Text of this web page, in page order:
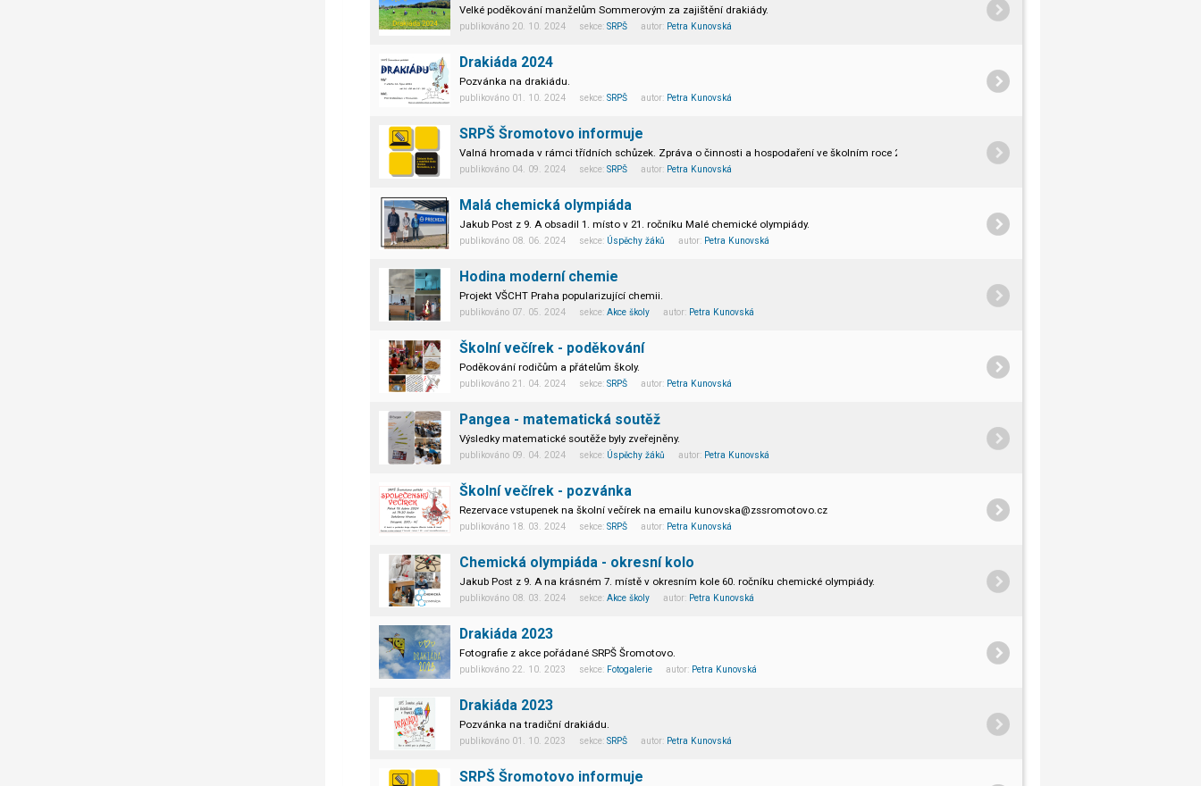
Velké poděkování manželům Sommerovým za zajištění drakiády.
publikováno 20. 10. 2024 sekce: SRPŠ autor: Petra Kunovská
Drakiáda 2024
Pozvánka na drakiádu.
publikováno 01. 10. 2024 sekce: SRPŠ autor: Petra Kunovská
SRPŠ Šromotovo informuje
Valná hromada v rámci třídních schůzek. Zpráva o činnosti a hospodaření ve školním roce 2023/2024.
publikováno 04. 09. 2024 sekce: SRPŠ autor: Petra Kunovská
Malá chemická olympiáda
Jakub Post z 9. A obsadil 1. místo v 21. ročníku Malé chemické olympiády.
publikováno 08. 06. 2024 sekce: Úspěchy žáků autor: Petra Kunovská
Hodina moderní chemie
Projekt VŠCHT Praha popularizující chemii.
publikováno 07. 05. 2024 sekce: Akce školy autor: Petra Kunovská
Školní večírek - poděkování
Poděkování rodičům a přátelům školy.
publikováno 21. 04. 2024 sekce: SRPŠ autor: Petra Kunovská
Pangea - matematická soutěž
Výsledky matematické soutěže byly zveřejněny.
publikováno 09. 04. 2024 sekce: Úspěchy žáků autor: Petra Kunovská
Školní večírek - pozvánka
Rezervace vstupenek na školní večírek na emailu kunovska@zssromotovo.cz
publikováno 18. 03. 2024 sekce: SRPŠ autor: Petra Kunovská
Chemická olympiáda - okresní kolo
Jakub Post z 9. A na krásném 7. místě v okresním kole 60. ročníku chemické olympiády.
publikováno 08. 03. 2024 sekce: Akce školy autor: Petra Kunovská
Drakiáda 2023
Fotografie z akce pořádané SRPŠ Šromotovo.
publikováno 22. 10. 2023 sekce: Fotogalerie autor: Petra Kunovská
Drakiáda 2023
Pozvánka na tradiční drakiádu.
publikováno 01. 10. 2023 sekce: SRPŠ autor: Petra Kunovská
SRPŠ Šromotovo informuje